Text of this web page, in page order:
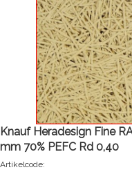
Knauf Heradesign Fine
mm 70% PEFC Rd 0,40
Artikelcode: